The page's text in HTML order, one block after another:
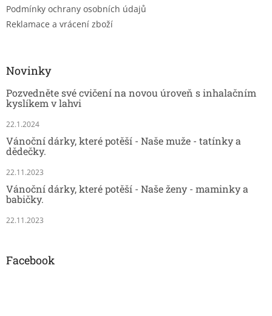
Podmínky ochrany osobních údajů
Reklamace a vrácení zboží
Novinky
Pozvedněte své cvičení na novou úroveň s inhalačním
kyslíkem v lahvi
22.1.2024
Vánoční dárky, které potěší - Naše muže - tatínky a
dědečky.
22.11.2023
Vánoční dárky, které potěší - Naše ženy - maminky a
babičky.
22.11.2023
Facebook